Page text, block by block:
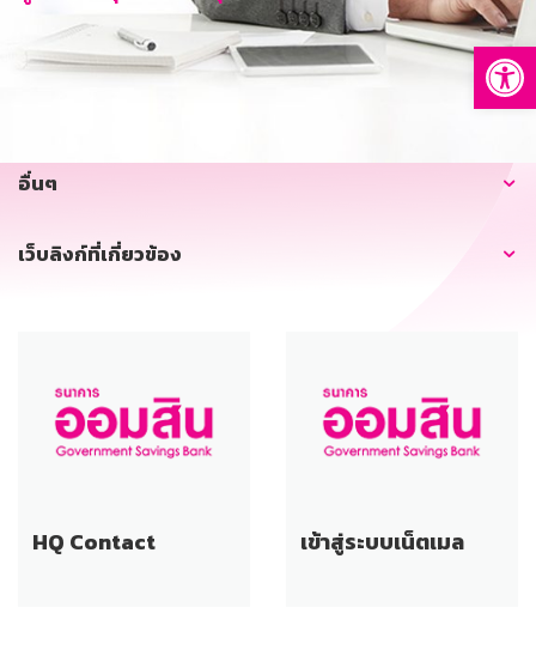
บริการทางการเงิน
อื่นๆ
อื่นๆ
เว็บลิงก์ที่เกี่ยวข้อง
HQ Contact เข้าสู่ระบบเน็ตเมล